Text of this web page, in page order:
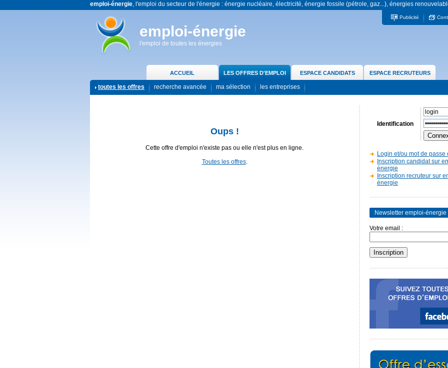
emploi-énergie, l'emploi du secteur de l'énergie : énergie nucléaire, électricité, énergie fossile (pétrole, gaz...), énergies
emploi-énergie
l'emploi de toutes les énergies
Publicité
ACCUEIL LES OFFRES D'EMPLOI ESPACE CANDIDATS ESPACE RECRUTEURS
toutes les offres recherche avancée ma sélection les entreprises
Oups !
Cette offre d'emploi n'existe pas ou elle n'est plus en ligne.
Toutes les offres.
Identification
Login et/ou mot de passe
Inscription candidat sur
énergie
Inscription recruteur sur
énergie
Newsletter emploi-énergie
Votre email :